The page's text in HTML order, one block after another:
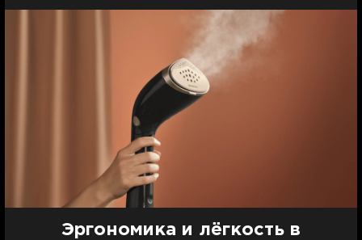
Эргономика и лёгкость в